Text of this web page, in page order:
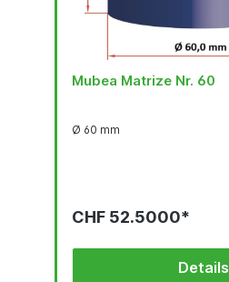
Mubea Matrize Nr. 60
Ø 60 mm
CHF 52.5000*
Details